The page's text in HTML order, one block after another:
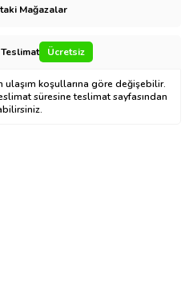
Mağazalar
Ücretsiz
ulaşım koşullarına göre değişebilir.
süresine teslimat sayfasından